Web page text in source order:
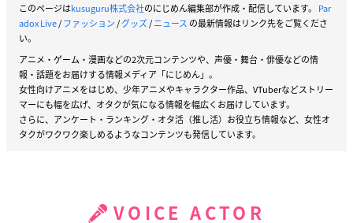
このページはkusuguru株式会社のにじめん編集部が作成・配信しています。 Par
adox Live/ファッション/グッズ/ニュース の最新情報はリンク先をご覧くださ
い。
アニメ・ゲーム・漫画などの2次元コンテンツや、声優・舞台・俳優などの情
報・話題をお届けする情報メディア「にじめん」。
女性向けアニメをはじめ、少年アニメやキャラクター作品、VTuberなどストリー
マーにも幅を広げ、オタクが気になる情報を幅広くお届けしています。
さらに、アンケート・ランキング・オタ活（推し活）お役立ち情報など、女性オ
タクがワクワク楽しめるようなコンテンツも発信しています。
VOICE ACTOR